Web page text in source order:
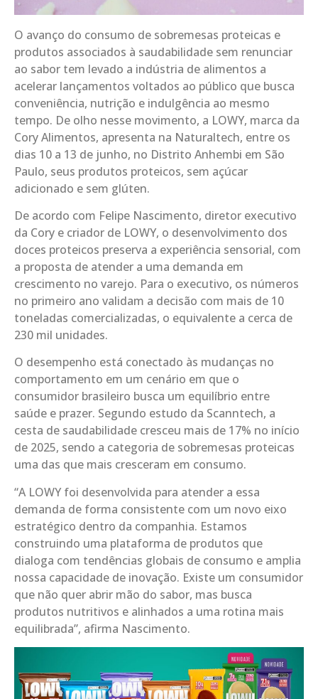
O avanço do consumo de sobremesas proteicas e
produtos associados à saudabilidade sem renunciar
ao sabor tem levado a indústria de alimentos a
acelerar lançamentos voltados ao público que busca
conveniência, nutrição e indulgência ao mesmo
tempo. De olho nesse movimento, a LOWY, marca da
Cory Alimentos, apresenta na Naturaltech, entre os
dias 10 a 13 de junho, no Distrito Anhembi em São
Paulo, seus produtos proteicos, sem açúcar
adicionado e sem glúten.
De acordo com Felipe Nascimento, diretor executivo
da Cory e criador de LOWY, o desenvolvimento dos
doces proteicos preserva a experiência sensorial, com
a proposta de atender a uma demanda em
crescimento no varejo. Para o executivo, os números
no primeiro ano validam a decisão com mais de 10
toneladas comercializadas, o equivalente a cerca de
230 mil unidades.
O desempenho está conectado às mudanças no
comportamento em um cenário em que o
consumidor brasileiro busca um equilíbrio entre
saúde e prazer. Segundo estudo da Scanntech, a
cesta de saudabilidade cresceu mais de 17% no início
de 2025, sendo a categoria de sobremesas proteicas
uma das que mais cresceram em consumo.
“A LOWY foi desenvolvida para atender a essa
demanda de forma consistente com um novo eixo
estratégico dentro da companhia. Estamos
construindo uma plataforma de produtos que
dialoga com tendências globais de consumo e amplia
nossa capacidade de inovação. Existe um consumidor
que não quer abrir mão do sabor, mas busca
produtos nutritivos e alinhados a uma rotina mais
equilibrada”, afirma Nascimento.